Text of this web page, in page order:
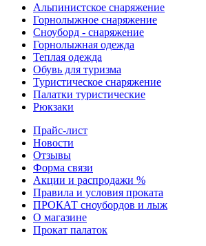
Альпинистское снаряжение
Горнолыжное снаряжение
Сноуборд - снаряжение
Горнолыжная одежда
Теплая одежда
Обувь для туризма
Туристическое снаряжение
Палатки туристические
Рюкзаки
Прайс-лист
Новости
Отзывы
Форма связи
Акции и распродажи %
Правила и условия проката
ПРОКАТ сноубордов и лыж
О магазине
Прокат палаток